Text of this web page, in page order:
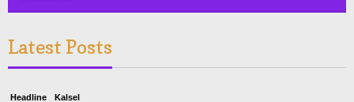
Latest Posts
Headline Kalsel